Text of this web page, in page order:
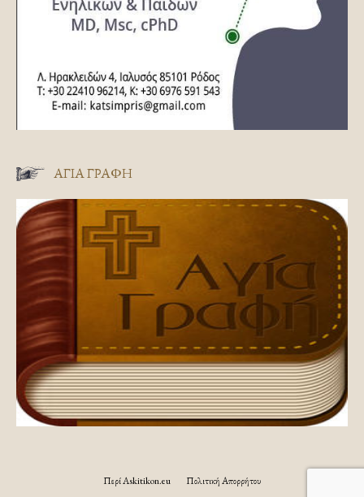
ΑΓΊΑ ΓΡΑΦΉ
Περί Askitikon.eu Πολιτική Απορρήτου